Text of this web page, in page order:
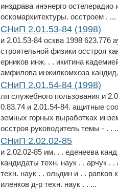
инздрава инэнерго
оскомархитектуры. осстроем . ...
СНиП 2.01.53-84 (1998)
и 2.01.53-84 осква 1998 623.776
строительной физики осстроя
ерников инж. . . икитина
амфилова инжилкомхоза
СНиП 2.01.54-84 (1998)
ля служебного пользования и
0.83.74 и 2.01.54-84. ащитные
земных горных выработках
осстроя руководитель темы - . .
СНиП 2.02.02-85
и 2.02.02-85 им. . . еденеева
кандидаты техн. наук . . арчук .
техн. наук . . ольдин и . . рапков
иленков д-р техн. наук . . ...